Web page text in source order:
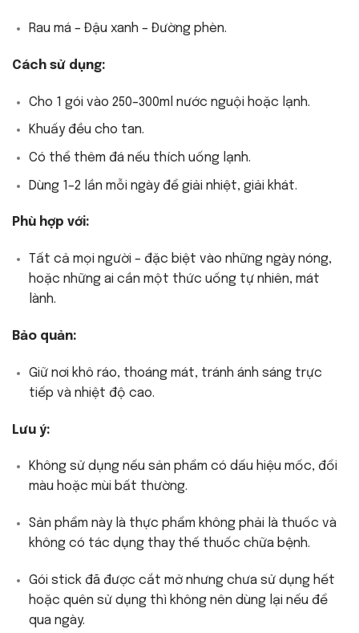
Rau má – Đậu xanh – Đường phèn.
Cách sử dụng:
Cho 1 gói vào 250–300ml nước nguội hoặc lạnh.
Khuấy đều cho tan.
Có thể thêm đá nếu thích uống lạnh.
Dùng 1–2 lần mỗi ngày để giải nhiệt, giải khát.
Phù hợp với:
Tất cả mọi người – đặc biệt vào những ngày nóng,
hoặc những ai cần một thức uống tự nhiên, mát
lành.
Bảo quản:
Giữ nơi khô ráo, thoáng mát, tránh ánh sáng trực
tiếp và nhiệt độ cao.
Lưu ý:
Không sử dụng nếu sản phẩm có dấu hiệu mốc, đổi
màu hoặc mùi bất thường.
Sản phẩm này là thực phẩm không phải là thuốc và
không có tác dụng thay thế thuốc chữa bệnh.
Gói stick đã được cắt mở nhưng chưa sử dụng hết
hoặc quên sử dụng thì không nên dùng lại nếu để
qua ngày.